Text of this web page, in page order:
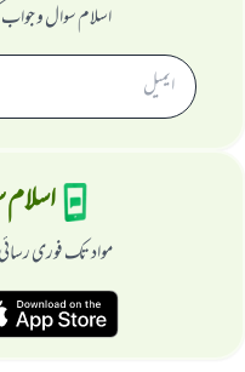
اسلام سوال و
مواد تک فوری